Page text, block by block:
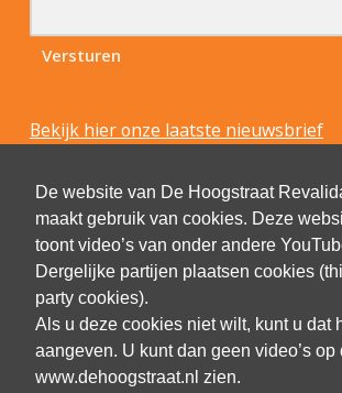
De website van De Hoogstraat
maakt gebruik van cookies. Deze
toont video’s van onder andere
Dergelijke partijen plaatsen cookies
party cookies).
Als u deze cookies niet wilt, kunt u dat
aangeven. U kunt dan geen video’s op
www.dehoogstraat.nl zien.
Bekijk hier onze laatste nieuwsbrief